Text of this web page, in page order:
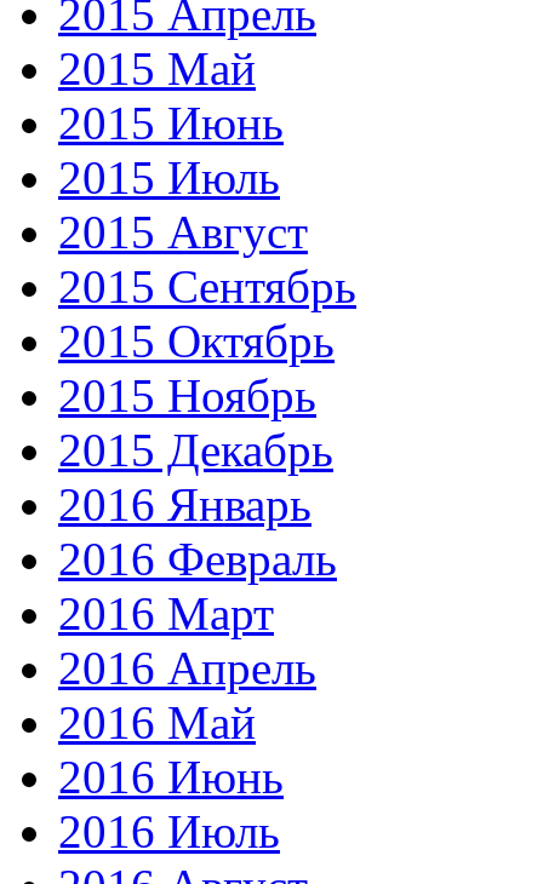
2015 Апрель
2015 Май
2015 Июнь
2015 Июль
2015 Август
2015 Сентябрь
2015 Октябрь
2015 Ноябрь
2015 Декабрь
2016 Январь
2016 Февраль
2016 Март
2016 Апрель
2016 Май
2016 Июнь
2016 Июль